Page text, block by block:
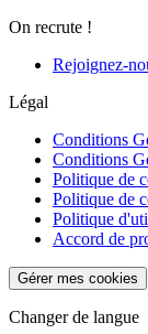
On recrute !
Rejoignez-
Légal
Conditions
Conditions
Politique de
Politique de
Politique
Accord de
Gérer mes cookies
Changer de langue